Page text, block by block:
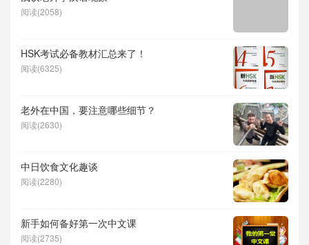
阅读(2058)
HSK考试必备教材汇总来了！
阅读(6325)
老外在中国，要注意哪些细节？
阅读(2630)
中日饮食文化趣谈
阅读(2280)
新手如何备好第一次中文课
阅读(2735)